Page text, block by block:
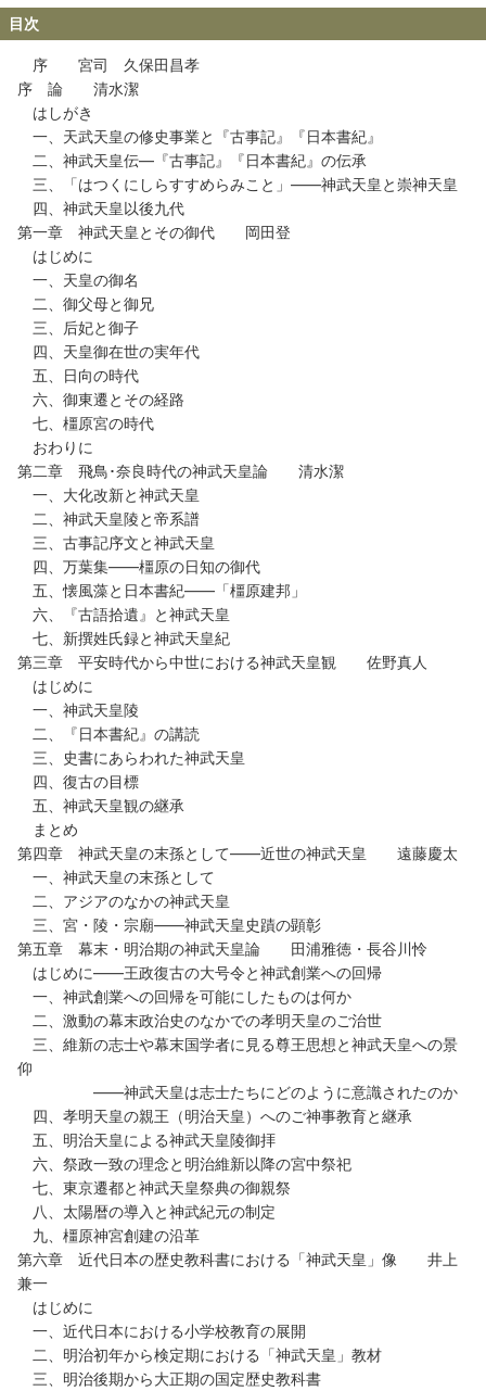
目次
序 宮司 久保田昌孝
序 論 清水潔
はしがき
一、天武天皇の修史事業と『古事記』『日本書紀』
二、神武天皇伝―『古事記』『日本書紀』の伝承
三、「はつくにしらすすめらみこと」――神武天皇と崇神天皇
四、神武天皇以後九代
第一章 神武天皇とその御代 岡田登
はじめに
一、天皇の御名
二、御父母と御兄
三、后妃と御子
四、天皇御在世の実年代
五、日向の時代
六、御東遷とその経路
七、橿原宮の時代
おわりに
第二章 飛鳥･奈良時代の神武天皇論 清水潔
一、大化改新と神武天皇
二、神武天皇陵と帝系譜
三、古事記序文と神武天皇
四、万葉集――橿原の日知の御代
五、懐風藻と日本書紀――「橿原建邦」
六、『古語拾遺』と神武天皇
七、新撰姓氏録と神武天皇紀
第三章 平安時代から中世における神武天皇観 佐野真人
はじめに
一、神武天皇陵
二、『日本書紀』の講読
三、史書にあらわれた神武天皇
四、復古の目標
五、神武天皇観の継承
まとめ
第四章 神武天皇の末孫として――近世の神武天皇 遠藤慶太
一、神武天皇の末孫として
二、アジアのなかの神武天皇
三、宮・陵・宗廟――神武天皇史蹟の顕彰
第五章 幕末・明治期の神武天皇論 田浦雅徳・長谷川怜
はじめに――王政復古の大号令と神武創業への回帰
一、神武創業への回帰を可能にしたものは何か
二、激動の幕末政治史のなかでの孝明天皇のご治世
三、維新の志士や幕末国学者に見る尊王思想と神武天皇への景
仰
――神武天皇は志士たちにどのように意識されたのか
四、孝明天皇の親王（明治天皇）へのご神事教育と継承
五、明治天皇による神武天皇陵御拝
六、祭政一致の理念と明治維新以降の宮中祭祀
七、東京遷都と神武天皇祭典の御親祭
八、太陽暦の導入と神武紀元の制定
九、橿原神宮創建の沿革
第六章 近代日本の歴史教科書における「神武天皇」像 井上
兼一
はじめに
一、近代日本における小学校教育の展開
二、明治初年から検定期における「神武天皇」教材
三、明治後期から大正期の国定歴史教科書